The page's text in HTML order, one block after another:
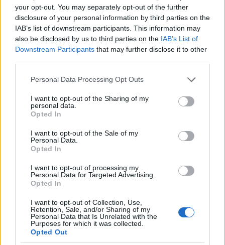
your opt-out. You may separately opt-out of the further
disclosure of your personal information by third parties on the
IAB’s list of downstream participants. This information may
also be disclosed by us to third parties on the IAB’s List of
Downstream Participants that may further disclose it to other
Please note that this website/app uses one or more Google
not limited to your visit or usage behaviour. You may click to
grant or deny consent to Google and its third-party tags to
use your data for below specified purposes in below Google
consent section.
Personal Data Processing Opt Outs
I want to opt-out of the Sharing of my
personal data.
Opted In
I want to opt-out of the Sale of my
Personal Data.
Opted In
I want to opt-out of processing my
Personal Data for Targeted Advertising.
Opted In
I want to opt-out of Collection, Use,
Retention, Sale, and/or Sharing of my
Personal Data that Is Unrelated with the
Purposes for which it was collected.
Opted Out
ΕΛΛΆΔΑ
Τραγωδία στα Μάλια: Τουρίστρια πνίγηκε μπροστά στα
τρία παιδιά της μετά από πτώση από φουσκωτό